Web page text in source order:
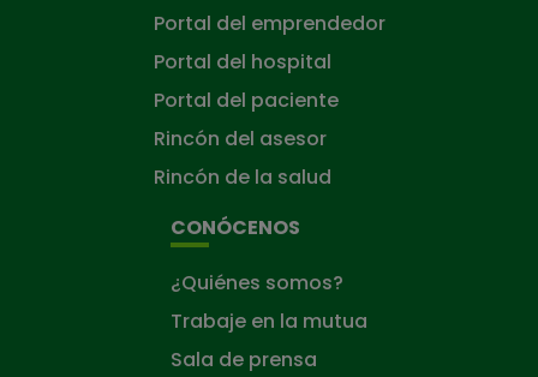
Portal del emprendedor
Portal del hospital
Portal del paciente
Rincón del asesor
Rincón de la salud
CONÓCENOS
¿Quiénes somos?
Trabaje en la mutua
Sala de prensa